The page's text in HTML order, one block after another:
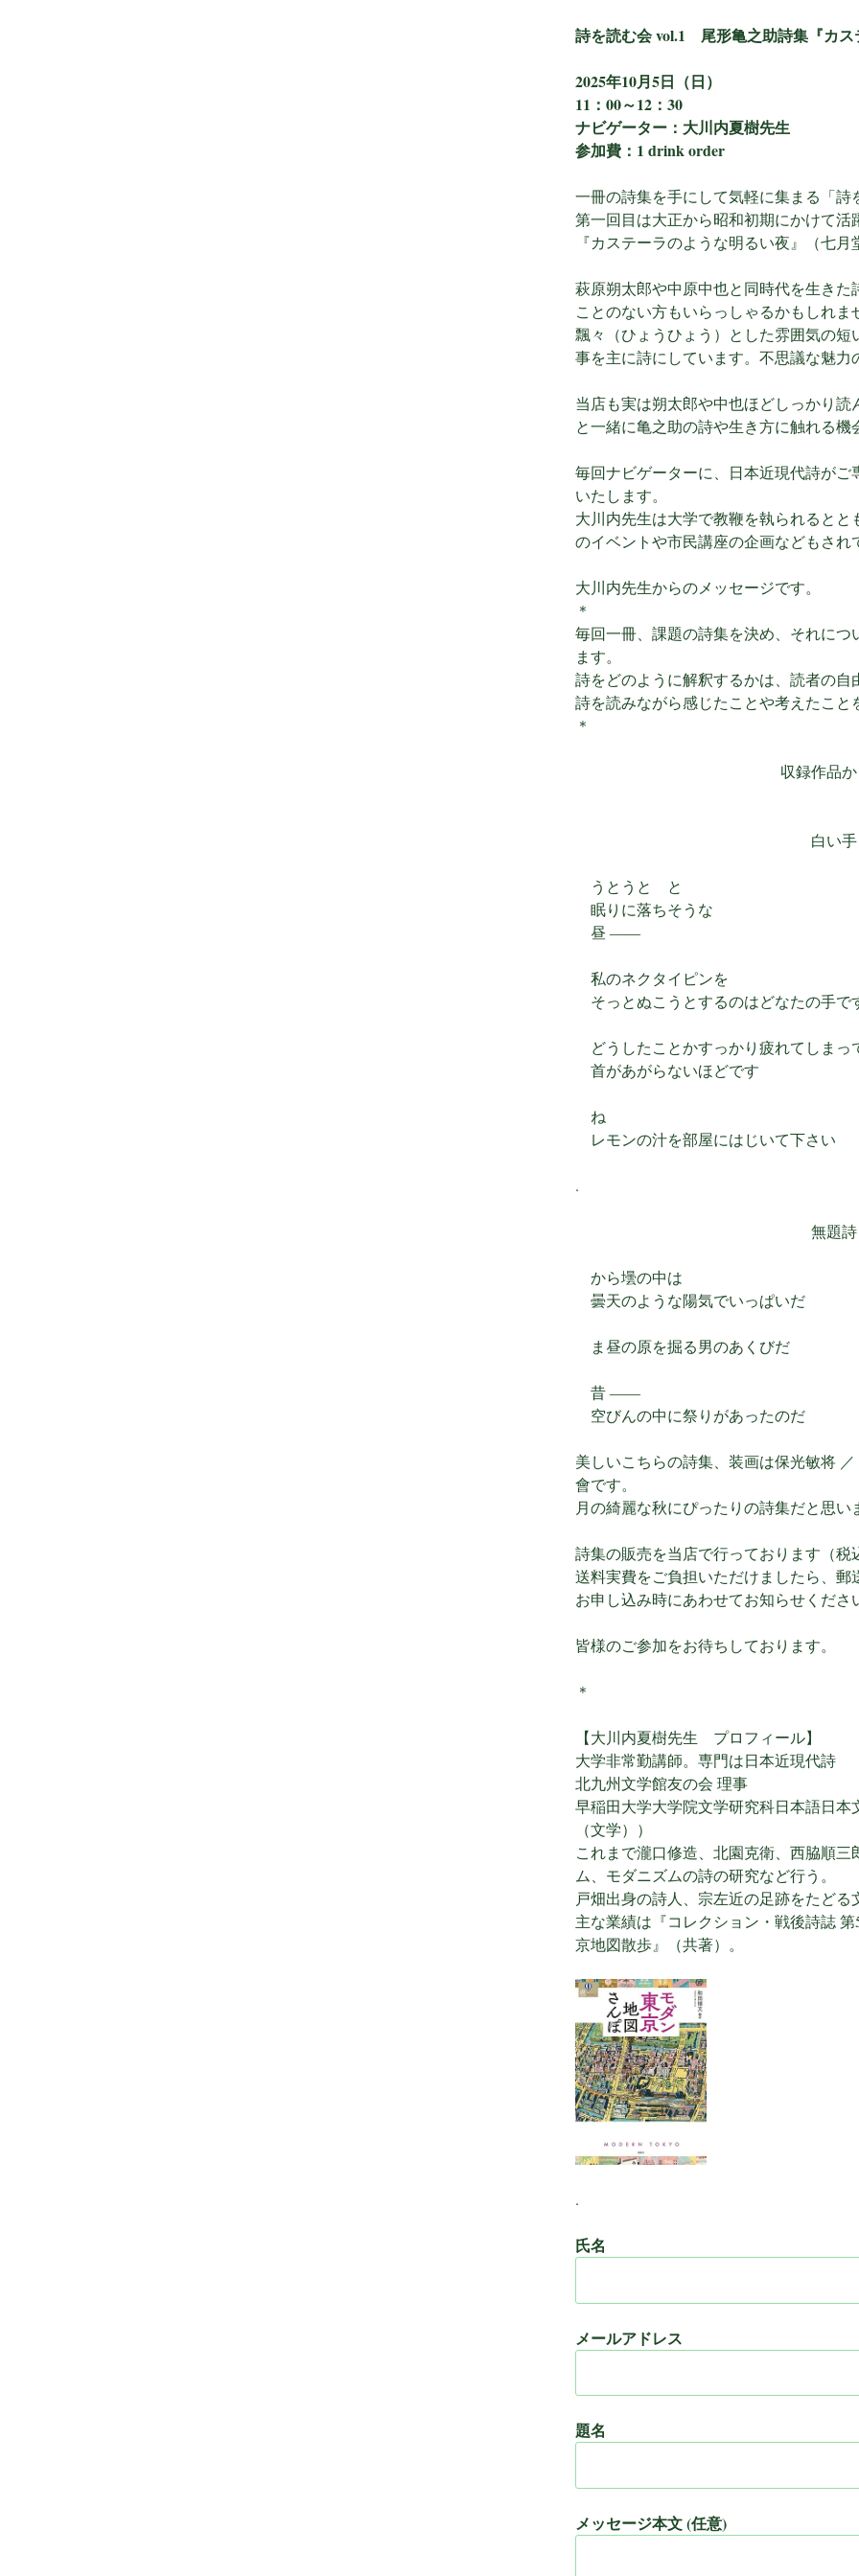
詩を読む会 vol.1 尾形亀之助詩集『カス
2025年10月5日（日）
11：00～12：30
ナビゲーター：大川内夏樹先生
参加費：1 drink order
一冊の詩集を手にして気軽に集まる「詩
第一回目は大正から昭和初期にかけて
『カステーラのような明るい夜』（七月
萩原朔太郎や中原中也と同時代を生き
ことのない方もいらっしゃるかもしれま
飄々（ひょうひょう）とした雰囲気の
事を主に詩にしています。不思議な魅力
当店も実は朔太郎や中也ほどしっかり
と一緒に亀之助の詩や生き方に触れる
毎回ナビゲーターに、日本近現代詩が
いたします。
大川内先生は大学で教鞭を執られると
のイベントや市民講座の企画などもされ
大川内先生からのメッセージです。
＊
毎回一冊、課題の詩集を決め、それに
ます。
詩をどのように解釈するかは、読者の自
詩を読みながら感じたことや考えたこ
＊
収録作品
白い手
うとうと と
眠りに落ちそうな
昼 ――
私のネクタイピンを
そっとぬこうとするのはどなたの手で
どうしたことかすっかり疲れてしまっ
首があがらないほどです
ね
レモンの汁を部屋にはじいて下さい
.
無題詩
から壜の中は
曇天のような陽気でいっぱいだ
ま昼の原を掘る男のあくびだ
昔 ――
空びんの中に祭りがあったのだ
美しいこちらの詩集、装画は保光敏将
會です。
月の綺麗な秋にぴったりの詩集だと思い
詩集の販売を当店で行っております（税
送料実費をご負担いただけましたら、郵
お申し込み時にあわせてお知らせくださ
皆様のご参加をお待ちしております。
＊
【大川内夏樹先生 プロフィール】
大学非常勤講師。専門は日本近現代詩
北九州文学館友の会 理事
早稲田大学大学院文学研究科日本語日
（文学））
これまで瀧口修造、北園克衛、西脇順
ム、モダニズムの詩の研究など行う。
戸畑出身の詩人、宗左近の足跡をたど
主な業績は『コレクション・戦後詩誌
京地図散歩』（共著）。
.
氏名
メールアドレス
題名
メッセージ本文 (任意)